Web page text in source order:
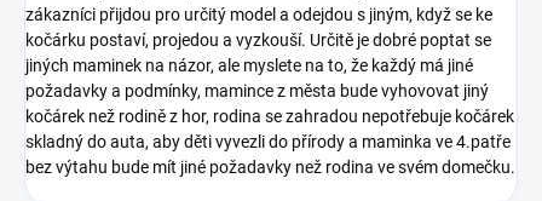
zákazníci přijdou pro určitý model a odejdou s jiným, když se ke
kočárku postaví, projedou a vyzkouší. Určitě je dobré poptat se
jiných maminek na názor, ale myslete na to, že každý má jiné
požadavky a podmínky, mamince z města bude vyhovovat jiný
kočárek než rodině z hor, rodina se zahradou nepotřebuje kočárek
skladný do auta, aby děti vyvezli do přírody a maminka ve 4.patře
bez výtahu bude mít jiné požadavky než rodina ve svém domečku.